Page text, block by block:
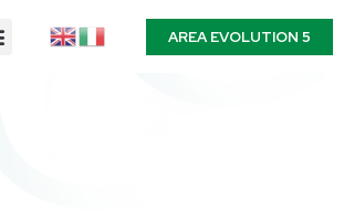
AREA EVOLUTION 5